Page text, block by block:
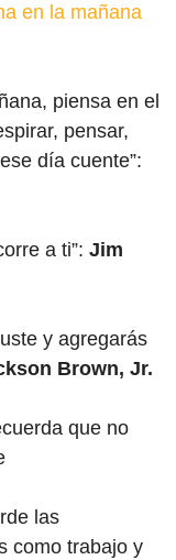
en la mañana
piensa en el
pensar,
día cuente”:
a ti”: Jim
y agregarás
Brown, Jr.
que no
las
como trabajo y